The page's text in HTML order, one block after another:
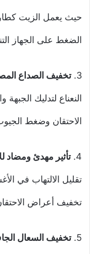
حيث يعمل الزيت
الضغط على الجهاز
3. تخفيف الصداع
النعناع لتدليك
الاحتقان وضغط
4. تأثير مهدئ ومضاد
تقليل الالتهاب في
تخفيف أعراض
5. تخفيف السعال